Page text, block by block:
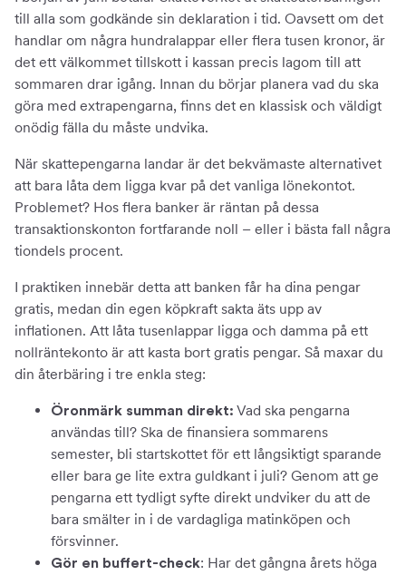
till alla som godkände sin deklaration i tid. Oavsett om det
handlar om några hundralappar eller flera tusen kronor, är
det ett välkommet tillskott i kassan precis lagom till att
sommaren drar igång. Innan du börjar planera vad du ska
göra med extrapengarna, finns det en klassisk och väldigt
onödig fälla du måste undvika.
När skattepengarna landar är det bekvämaste alternativet
att bara låta dem ligga kvar på det vanliga lönekontot.
Problemet? Hos flera banker är räntan på dessa
transaktionskonton fortfarande noll – eller i bästa fall några
tiondels procent.
I praktiken innebär detta att banken får ha dina pengar
gratis, medan din egen köpkraft sakta äts upp av
inflationen. Att låta tusenlappar ligga och damma på ett
nollräntekonto är att kasta bort gratis pengar. Så maxar du
din återbäring i tre enkla steg:
Öronmärk summan direkt: Vad ska pengarna
användas till? Ska de finansiera sommarens
semester, bli startskottet för ett långsiktigt sparande
eller bara ge lite extra guldkant i juli? Genom att ge
pengarna ett tydligt syfte direkt undviker du att de
bara smälter in i de vardagliga matinköpen och
försvinner.
Gör en buffert-check: Har det gångna årets höga